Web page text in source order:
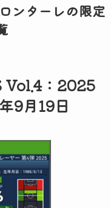
ンターレの限定
Vol.4：2025
9月19日